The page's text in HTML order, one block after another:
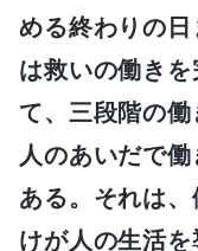
める終わりの
は救いの働き
て、三段階の
人のあいだで
ある。それは
けが人の生活